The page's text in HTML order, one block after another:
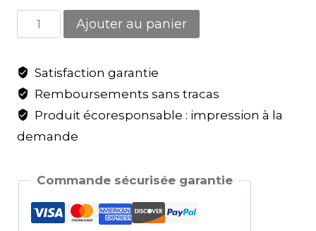
Ajouter au panier
Satisfaction garantie
Remboursements sans tracas
Produit écoresponsable : impression à la
demande
Commande sécurisée garantie